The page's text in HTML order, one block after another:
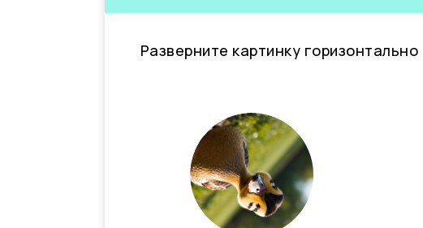
Разверните картинку горизонтально